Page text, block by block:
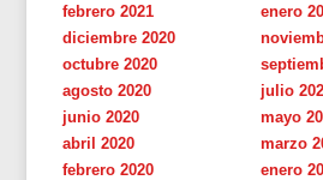
febrero 2021
enero
diciembre 2020
octubre 2020
agosto 2020
julio
junio 2020
mayo
abril 2020
marzo
febrero 2020
enero